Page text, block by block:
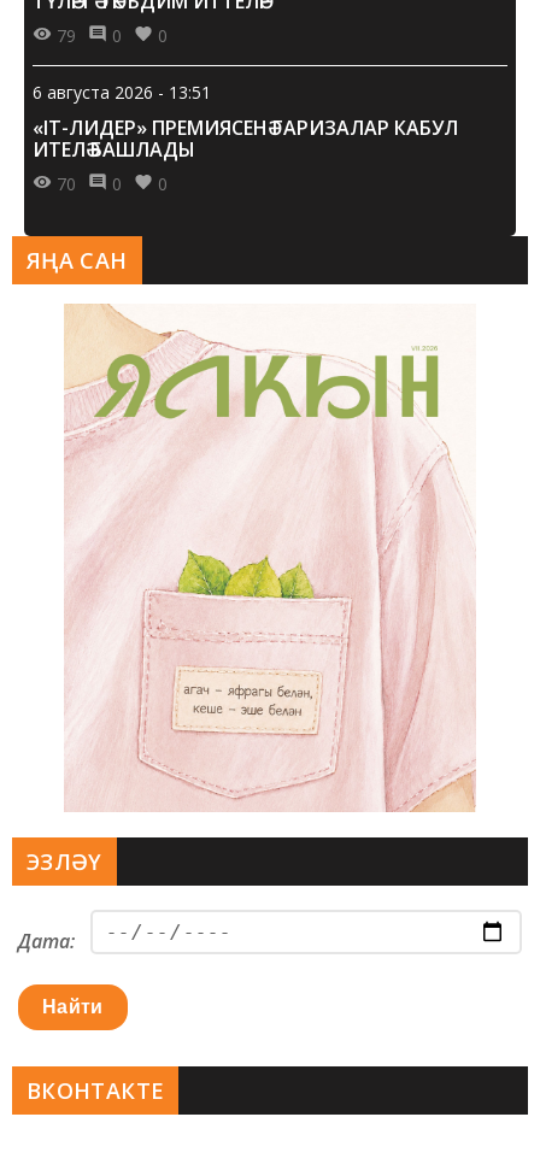
79 0 0
6 августа 2026 - 13:51
«IT-ЛИДЕР» ПРЕМИЯСЕНӘ ГАРИЗАЛАР КАБУЛ
ИТЕЛӘ БАШЛАДЫ
70 0 0
ЯҢА САН
ЭЗЛӘҮ
Дата:
Найти
ВКОНТАКТЕ